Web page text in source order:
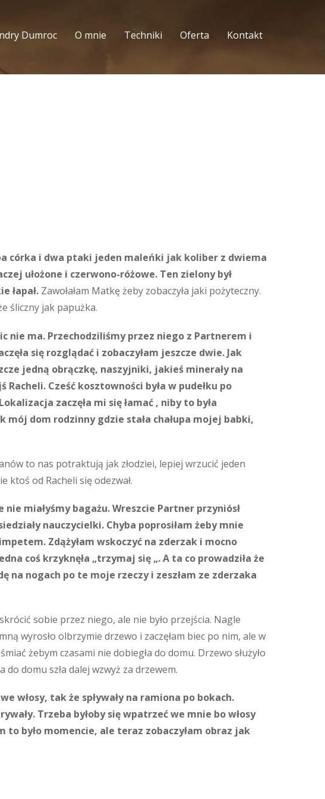
Dumroc O mnie Techniki Oferta Kontakt
córka i dwa ptaki jeden maleńki jak koliber z dwiema
ułożone i czerwono-różowe. Ten zielony był
łapał. Zawołałam Matkę żeby zobaczyła jaki pożyteczny.
śliczny jak papużka.
nie ma. Przechodziliśmy przez niego z Partnerem i
się rozglądać i zobaczyłam jeszcze dwie. Jak
jedną obrączkę, naszyjniki, jakieś minerały na
Cześć kosztowności była w pudełku po
zaczęła mi się łamać , niby to była
mój dom rodzinny gdzie stała chałupa mojej babki,
to nas potraktują jak złodziei, lepiej wrzucić jeden
ktoś od Racheli się odezwał.
nie miałyśmy bagażu. Wreszcie Partner przyniósł
nauczycielki. Chyba poprosiłam żeby mnie
Zdążyłam wskoczyć na zderzak i mocno
coś krzyknęła „trzymaj się „. A ta co prowadziła że
na nogach po te moje rzeczy i zeszłam ze zderzaka
sobie przez niego, ale nie było przejścia. Nagle
wyrosło olbrzymie drzewo i zaczęłam biec po nim, ale w
żebym czasami nie dobiegła do domu. Drzewo służyło
domu szła dalej wzwyż za drzewem.
włosy, tak że spływały na ramiona po bokach.
Trzeba byłoby się wpatrzeć we mnie bo włosy
było momencie, ale teraz zobaczyłam obraz jak